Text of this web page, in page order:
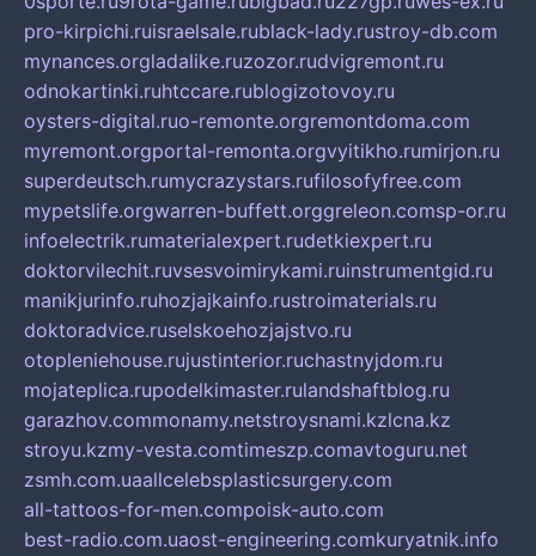
pro-kirpichi.ruisraelsale.rublack-lady.rustroy-db.com
mynances.orgladalike.ruzozor.rudvigremont.ru
odnokartinki.ruhtccare.rublogizotovoy.ru
oysters-digital.ruo-remonte.orgremontdoma.com
myremont.orgportal-remonta.orgvyitikho.rumirjon.ru
superdeutsch.rumycrazystars.rufilosofyfree.com
mypetslife.orgwarren-buffett.orggreleon.comsp-or.ru
infoelectrik.rumaterialexpert.rudetkiexpert.ru
doktorvilechit.ruvsesvoimirykami.ruinstrumentgid.ru
manikjurinfo.ruhozjajkainfo.rustroimaterials.ru
doktoradvice.ruselskoehozjajstvo.ru
otopleniehouse.rujustinterior.ruchastnyjdom.ru
mojateplica.rupodelkimaster.rulandshaftblog.ru
garazhov.commonamy.netstroysnami.kzlcna.kz
stroyu.kzmy-vesta.comtimeszp.comavtoguru.net
zsmh.com.uaallcelebsplasticsurgery.com
all-tattoos-for-men.compoisk-auto.com
best-radio.com.uaost-engineering.comkuryatnik.info